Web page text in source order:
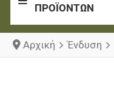
ΠΡΟΪΌΝΤΩΝ
Αρχική Ένδυση